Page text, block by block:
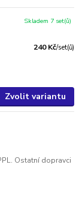
240 Kč/set(ů)
Skladem 7 set(ů)
Zvolit variantu
Ostatní dopravci